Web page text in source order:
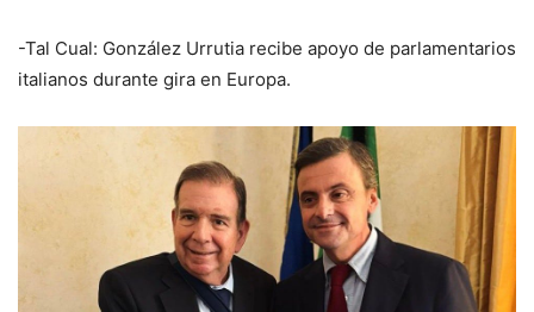
-Tal Cual: González Urrutia recibe apoyo de parlamentarios
italianos durante gira en Europa.